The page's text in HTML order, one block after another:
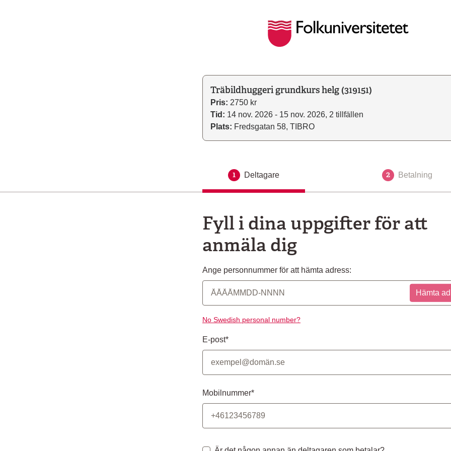
Träbildhuggeri grundkurs helg (319151)
Pris: 2750 kr
Tid: 14 nov. 2026 - 15 nov. 2026, 2 tillfällen
Plats: Fredsgatan 58, TIBRO
1 Aktuellt steg
Deltagare 2 Betalning
Fyll i dina uppgifter för att
anmäla dig
Ange personnummer för att hämta adress:
Hämta
No Swedish personal number?
E-post*
Mobilnummer*